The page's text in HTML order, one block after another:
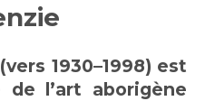
1930–1998) est
de l’art aborigène